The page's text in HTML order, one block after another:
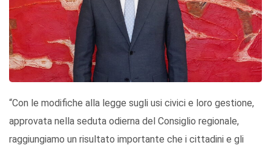
“Con le modifiche alla legge sugli usi civici e loro gestione,
approvata nella seduta odierna del Consiglio regionale,
raggiungiamo un risultato importante che i cittadini e gli